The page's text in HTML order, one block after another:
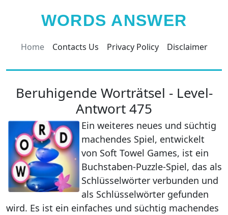
WORDS ANSWER
Home Contacts Us Privacy Policy Disclaimer
Beruhigende Worträtsel - Level-
Antwort 475
Ein weiteres neues und süchtig
machendes Spiel, entwickelt
von Soft Towel Games, ist ein
Buchstaben-Puzzle-Spiel, das als
Schlüsselwörter verbunden und
als Schlüsselwörter gefunden
wird. Es ist ein einfaches und süchtig machendes